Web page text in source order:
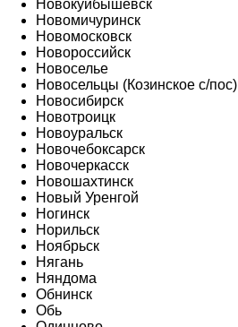
Новокуйбышевск
Новомичуринск
Новомосковск
Новороссийск
Новоселье
Новосельцы (Козинское с/пос)
Новосибирск
Новотроицк
Новоуральск
Новочебоксарск
Новочеркасск
Новошахтинск
Новый Уренгой
Ногинск
Норильск
Ноябрьск
Нягань
Няндома
Обнинск
Обь